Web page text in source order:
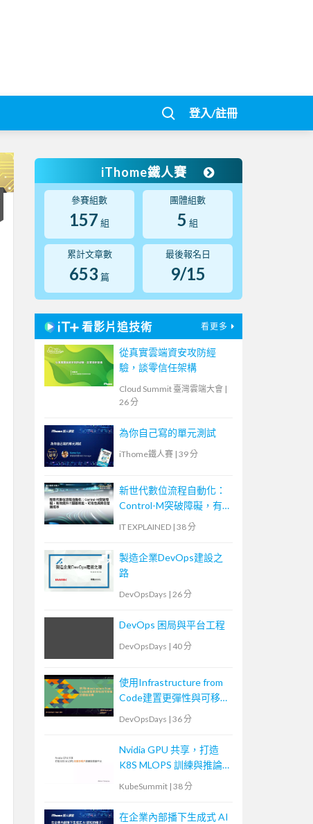
登入/註冊
iThome鐵人賽
參賽組數
157 組
團體組數
5 組
累計文章數
653 篇
最後報名日
9/15
看影片追技術 看更多
從真實雲端資安攻防經
驗，談零信任架構
Cloud Summit 臺灣雲端大會 |
26 分
為你自己寫的單元測試
iThome鐵人賽 | 39 分
新世代數位流程自動化：
Control-M突破障礙，有
效提升IT服務效能、可用
IT EXPLAINED | 38 分
製造企業DevOps建設之
路
DevOpsDays | 26 分
DevOps 困局與平台工程
DevOpsDays | 40 分
使用Infrastructure from
Code建置更彈性與可移植
DevOpsDays | 36 分
Nvidia GPU 共享，打造
K8S MLOPS 訓練與推論
KubeSummit | 38 分
在企業內部播下生成式 AI